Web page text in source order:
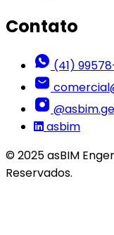
Contato
(41)
asbim
© 2025 asBIM
Reservados.